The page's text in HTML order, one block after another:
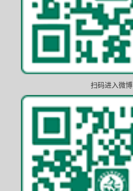
扫码进入微博